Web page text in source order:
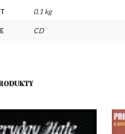
0,1 kg
CD